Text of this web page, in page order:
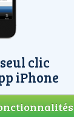
clic
iPhone